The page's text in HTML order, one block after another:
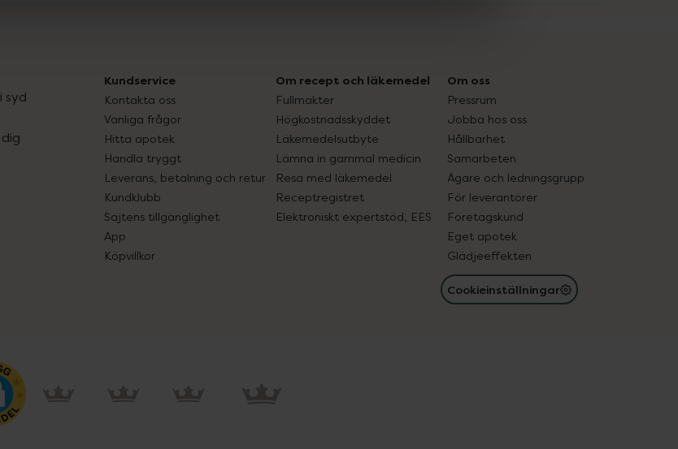
syd
Kundservice
Kontakta oss
Vanliga frågor
Hitta apotek
Handla tryggt
Leverans, betalning och retur
Kundklubb
Sajtens tillgänglighet
App
Köpvillkor
Om recept och läkemedel
Fullmakter
Högkostnadsskyddet
Läkemedelsutbyte
Lämna in gammal medicin
Resa med läkemedel
Receptregistret
Elektroniskt expertstöd, EES
Om oss
Pressrum
Jobba hos oss
Hållbarhet
Samarbeten
Ägare och ledningsgrupp
För leverantörer
Företagskund
Eget apotek
Glädjeeffekten
Cookieinställningar